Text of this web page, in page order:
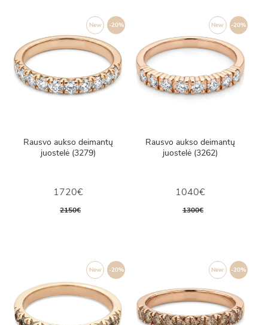
-20%
New
Rausvo aukso deimantų
juostelė (3279)
1720€
2150€
-20%
New
Rausvo aukso deimantų
juostelė (3262)
1040€
1300€
-20%
New -20%
New